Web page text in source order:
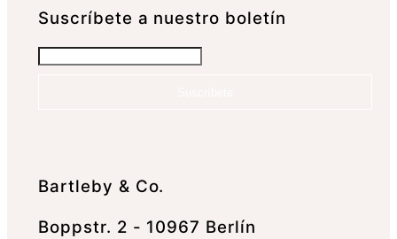
Suscrí­bete a nuestro boletín
Bartleby & Co.
Boppstr. 2 - 10967 Berlín